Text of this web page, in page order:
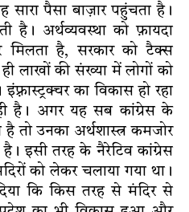
पैसा बाज़ार पहुंचता है।
है। अर्थव्यवस्था को फ़ायदा
मिलता है, सरकार को टैक्स
लाखों की संख्या में लोगों को
का विकास हो रहा
है। अगर यह सब कांग्रेस के
तो उनका अर्थशास्त्र कमजोर
इसी तरह के नैरेटिव कांग्रेस
को लेकर चलाया गया था।
कि किस तरह से मंदिर से